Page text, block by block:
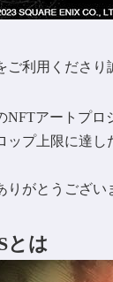
利用くださり
NFTアートプ
ップ上限に達
がとうござい
とは